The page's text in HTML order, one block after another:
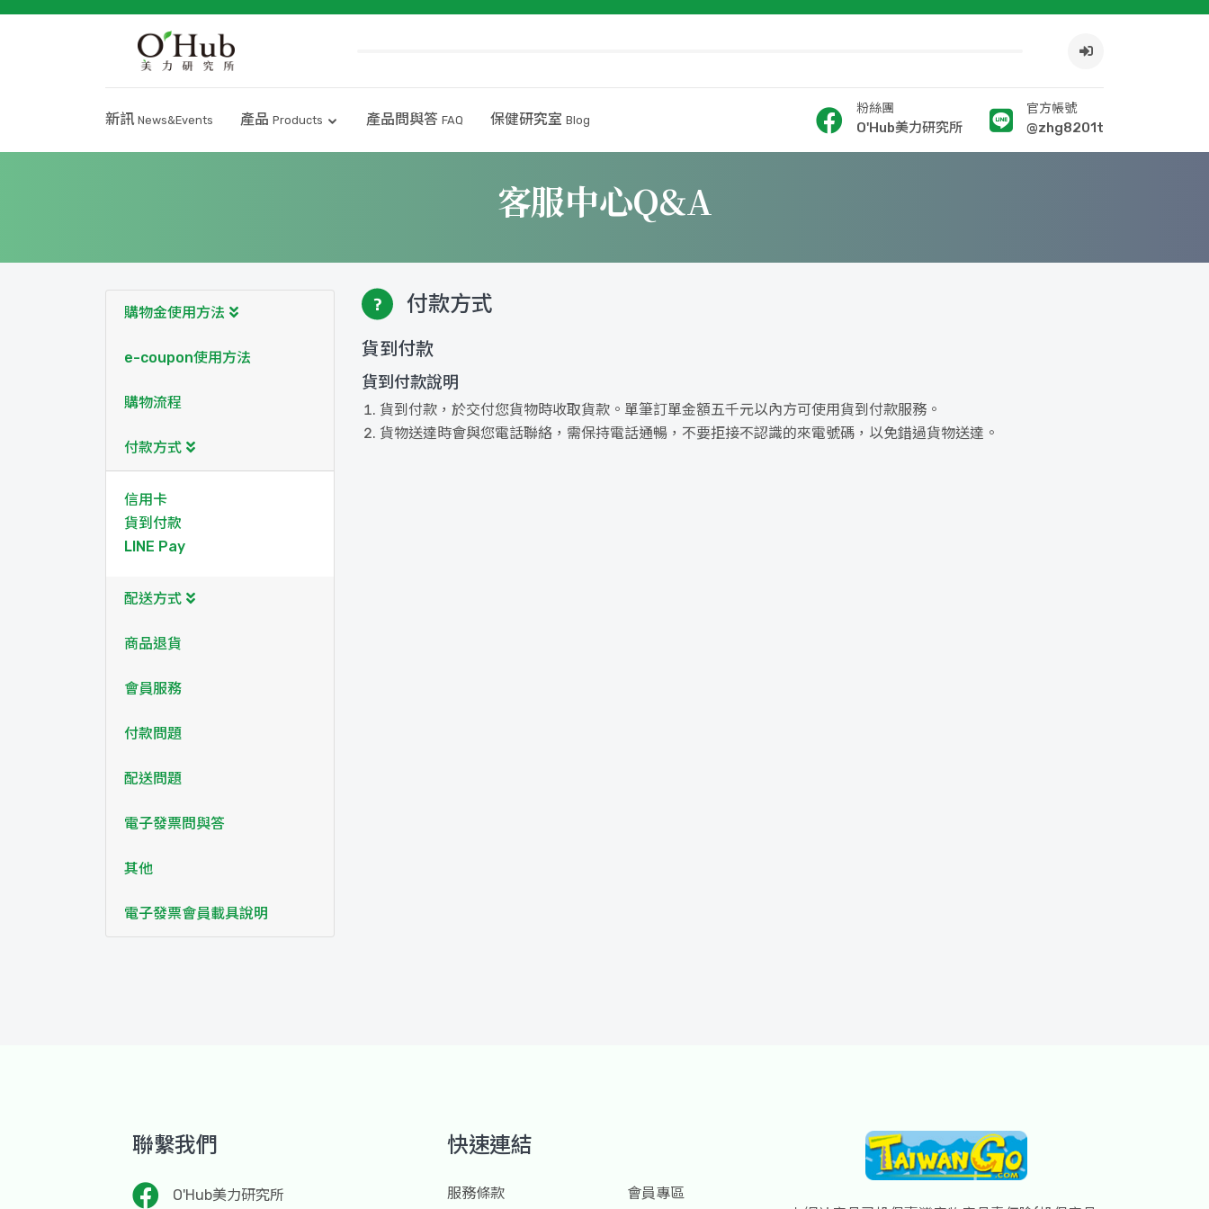
新訊 News&Events 產品 Products 產品問與答 FAQ 保健研究室 Blog
粉絲團
O'Hub美力研究所
官方帳號
@zhg8201t
客服中心Q&A
購物金使用方法
e-coupon使用方法
購物流程
付款方式
信用卡
貨到付款
LINE Pay
配送方式
商品退貨
會員服務
付款問題
配送問題
電子發票問與答
其他
電子發票會員載具說明
付款方式
貨到付款
貨到付款說明
貨到付款，於交付您貨物時收取貨款。單筆訂單金額五千元以內方可使用貨到付款服務。
貨物送達時會與您電話聯絡，需保持電話通暢，不要拒接不認識的來電號碼，以免錯過貨物送達。
聯繫我們
O'Hub美力研究所
快速連結
服務條款
會員專區